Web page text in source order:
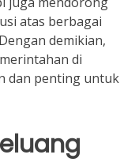
atas berbagai
demikian,
di
dan penting untuk